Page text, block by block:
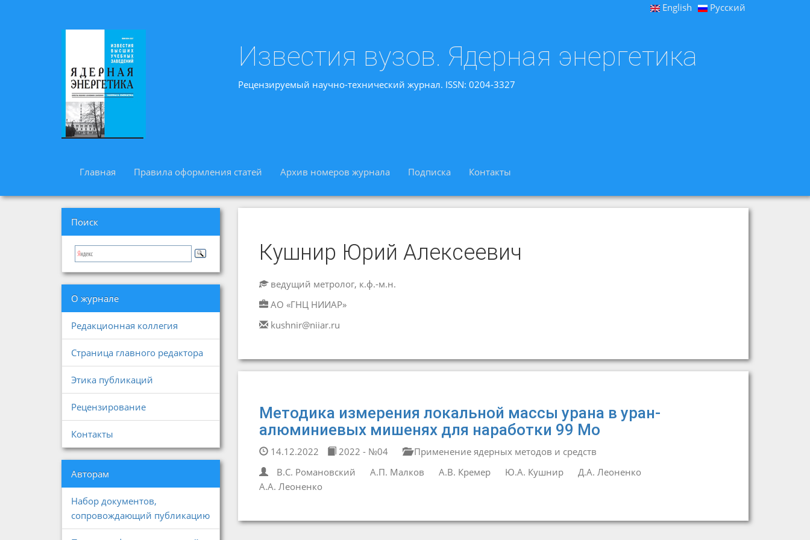
English Русский
Известия вузов. Ядерная энергетика
Рецензируемый научно-технический журнал. ISSN: 0204-3327
Главная Правила оформления статей Архив номеров журнала Подписка Контакты
Поиск
О журнале
Редакционная коллегия
Страница главного редактора
Этика публикаций
Рецензирование
Контакты
Авторам
Набор документов,
сопровождающий публикацию
Кушнир Юрий Алексеевич
ведущий метролог, к.ф.-м.н.
АО «ГНЦ НИИАР»
kushnir@niiar.ru
Методика измерения локальной массы урана в уран-
алюминиевых мишенях для наработки 99 Mo
14.12.2022 2022 - №04
Применение ядерных методов и средств
В.С. Романовский
А.П. Малков А.В. Кремер Ю.А. Кушнир
Д.А. Леоненко
А.А. Леоненко